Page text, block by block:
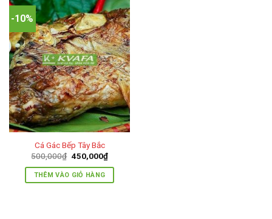
-10%
Cá Gác Bếp Tây Bắc
500,000₫ Giá
là:
500,000₫.
450,000₫Giá
hiện
tại
THÊM VÀO GIỎ HÀNG